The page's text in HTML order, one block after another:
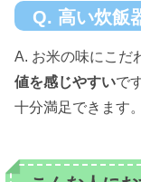
Q. 高い炊飯
A. お米の味にこだ
値を感じやすいで
十分満足できます。